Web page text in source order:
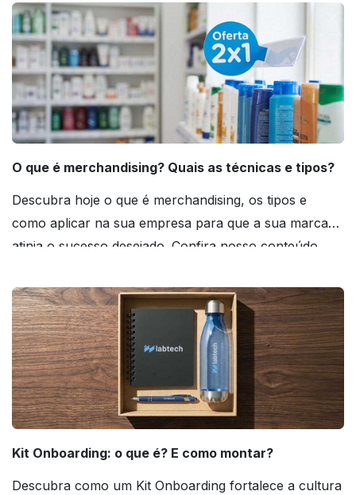
O que é merchandising? Quais as técnicas e tipos?
Descubra hoje o que é merchandising, os tipos e
como aplicar na sua empresa para que a sua marca
atinja o sucesso desejado. Confira nosso conteúdo
Kit Onboarding: o que é? E como montar?
Descubra como um Kit Onboarding fortalece a cultura